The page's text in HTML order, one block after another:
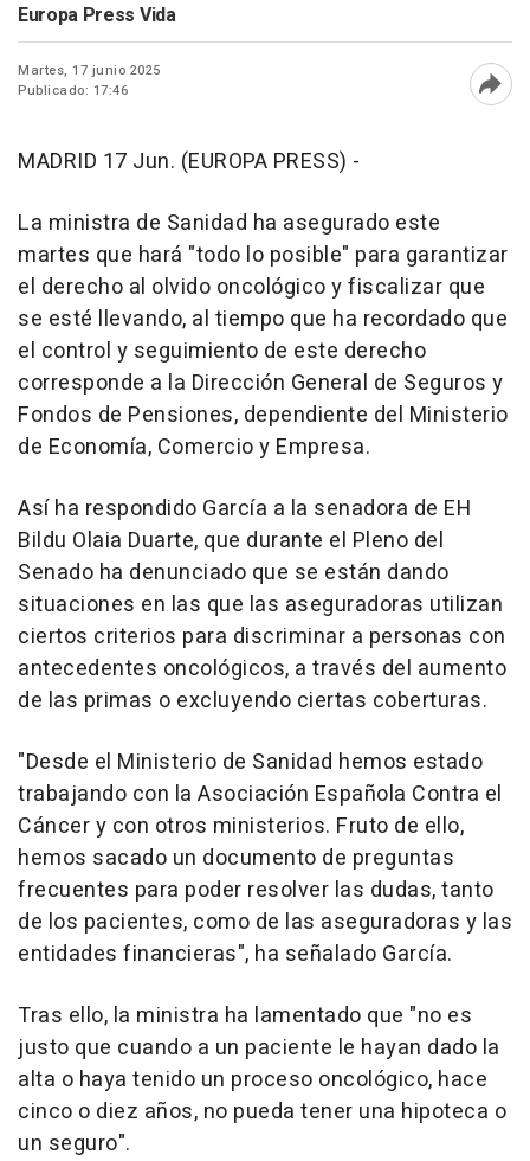
Europa Press Vida
Martes, 17 junio 2025
Publicado: 17:46
MADRID 17 Jun. (EUROPA PRESS) -
La ministra de Sanidad ha asegurado este
martes que hará "todo lo posible" para garantizar
el derecho al olvido oncológico y fiscalizar que
se esté llevando, al tiempo que ha recordado que
el control y seguimiento de este derecho
corresponde a la Dirección General de Seguros y
Fondos de Pensiones, dependiente del Ministerio
de Economía, Comercio y Empresa.
Así ha respondido García a la senadora de EH
Bildu Olaia Duarte, que durante el Pleno del
Senado ha denunciado que se están dando
situaciones en las que las aseguradoras utilizan
ciertos criterios para discriminar a personas con
antecedentes oncológicos, a través del aumento
de las primas o excluyendo ciertas coberturas.
"Desde el Ministerio de Sanidad hemos estado
trabajando con la Asociación Española Contra el
Cáncer y con otros ministerios. Fruto de ello,
hemos sacado un documento de preguntas
frecuentes para poder resolver las dudas, tanto
de los pacientes, como de las aseguradoras y las
entidades financieras", ha señalado García.
Tras ello, la ministra ha lamentado que "no es
justo que cuando a un paciente le hayan dado la
alta o haya tenido un proceso oncológico, hace
cinco o diez años, no pueda tener una hipoteca o
un seguro".